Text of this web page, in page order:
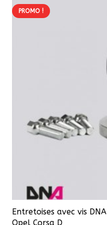
PROMO !
Entretoises avec vis
Opel Corsa D